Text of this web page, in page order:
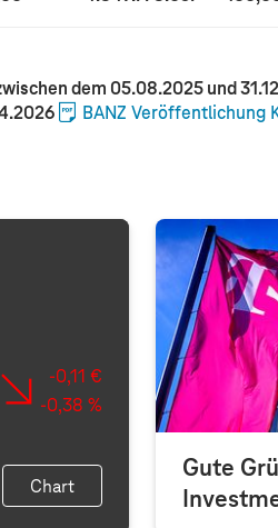
dem 05.08.2025 und
BANZ Veröffentlichung
-0,11 €
-0,38 %
Chart
Gute